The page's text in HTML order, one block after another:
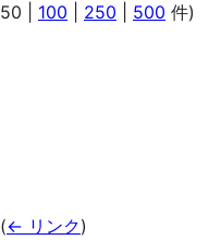
50 100 250 500 件)
(← リンク)